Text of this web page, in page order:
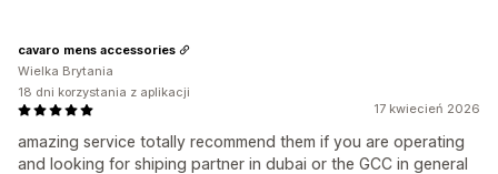
17 kwiecień 2026
amazing service totally recommend them if you are operating
and looking for shiping partner in dubai or the GCC in general
cavaro mens accessories
Wielka Brytania
18 dni korzystania z aplikacji